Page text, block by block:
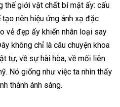
thế giới vật chất bí mật ấy: cấu
nên hiệu ứng ánh xạ đặc
vẻ đẹp ấy khiến nhân loại say
không chỉ là câu chuyện khoa
tự, về sự hài hòa, về mối liên
Nó giống như việc ta nhìn thấy
thành ánh sáng.